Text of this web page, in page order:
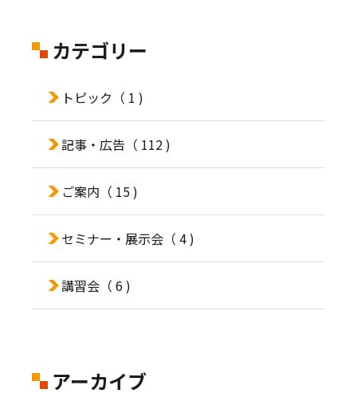
カテゴリー
トピック （ 1 )
記事・広告 （ 112 )
ご案内 （ 15 )
セミナー・展示会（ 4 )
講習会（ 6 )
アーカイブ